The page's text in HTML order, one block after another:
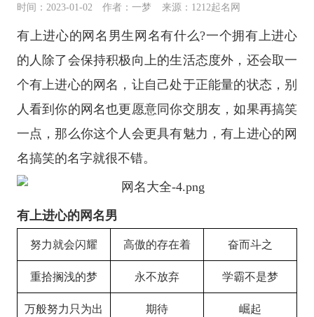
时间：2023-01-02 作者：一梦 来源：1212起名网
有上进心的网名男生网名有什么?一个拥有上进心
的人除了会保持积极向上的生活态度外，还会取一
个有上进心的网名，让自己处于正能量的状态，别
人看到你的网名也更愿意同你交朋友，如果再搞笑
一点，那么你这个人会更具有魅力，有上进心的网
名搞笑的名字就很不错。
有上进心的网名男
努力就会闪耀 高傲的存在着 奋而斗之
重拾搁浅的梦 永不放弃 学霸不是梦
万般努力只为出 期待 崛起